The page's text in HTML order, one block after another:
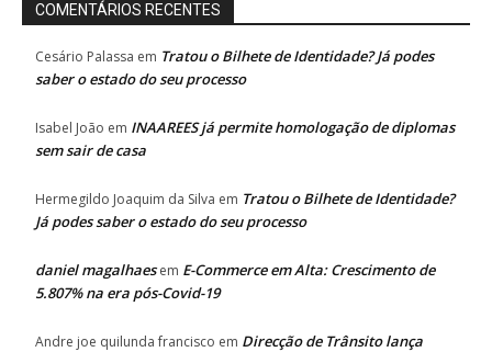
COMENTÁRIOS RECENTES
Cesário Palassa em Tratou o Bilhete de Identidade? Já podes
saber o estado do seu processo
Isabel João em INAAREES já permite homologação de diplomas
sem sair de casa
Hermegildo Joaquim da Silva em Tratou o Bilhete de Identidade?
Já podes saber o estado do seu processo
daniel magalhaesem E-Commerce em Alta: Crescimento de
5.807% na era pós-Covid-19
Andre joe quilunda francisco em Direcção de Trânsito lança